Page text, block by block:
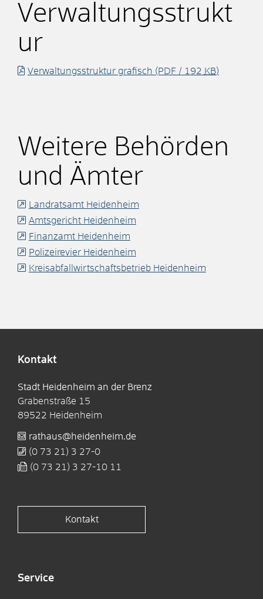
Verwaltungsstrukt
ur
Verwaltungsstruktur grafisch (PDF / 192 KB)
Weitere Behörden
und Ämter
Landratsamt Heidenheim
Amtsgericht Heidenheim
Finanzamt Heidenheim
Polizeirevier Heidenheim
Kreisabfallwirtschaftsbetrieb Heidenheim
Kontakt
Stadt Heidenheim an der Brenz
Grabenstraße 15
89522 Heidenheim
rathaus@heidenheim.de
(0 73 21) 3 27-0
(0 73 21) 3 27-10 11
Kontakt
Service